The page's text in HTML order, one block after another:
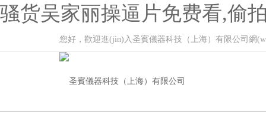
骚货吴家丽操逼片免费看,偷
您好，歡迎進(jìn)入圣賓儀器科技（上海）有限公司網